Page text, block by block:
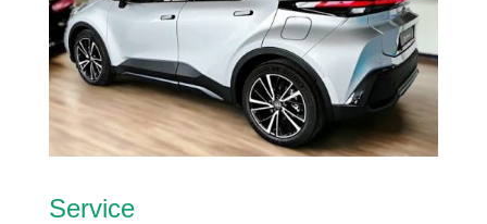
Service